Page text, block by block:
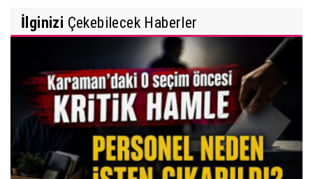
İlginizi Çekebilecek Haberler